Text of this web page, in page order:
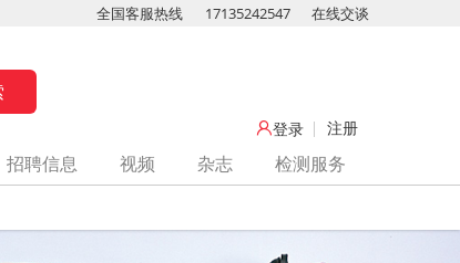
全国客服热线 17135242547 在线交谈
登录 注册
招聘信息 视频 杂志
检测服务